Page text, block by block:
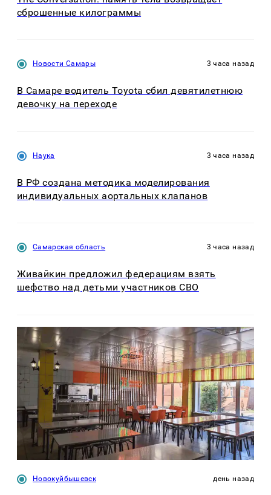
сброшенные килограммы
Новости Самары 3 часа назад
В Самаре водитель Toyota сбил девятилетнюю
девочку на переходе
Наука 3 часа назад
В РФ создана методика моделирования
индивидуальных аортальных клапанов
Самарская область 3 часа назад
Живайкин предложил федерациям взять
шефство над детьми участников СВО
Новокуйбышевск день назад